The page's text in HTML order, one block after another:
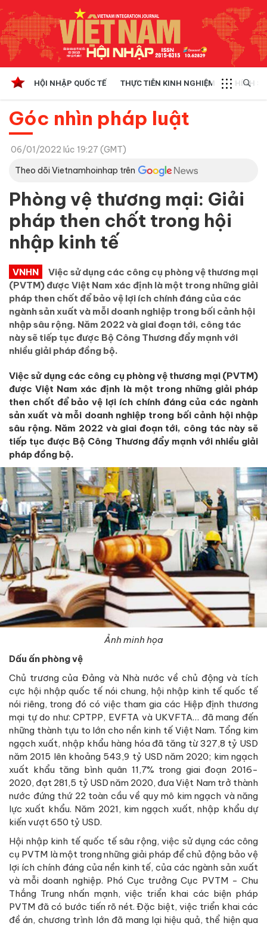
HỘI NHẬP QUỐC TẾ THỰC TIỄN KINH NGHIỆM CHÍNH
Góc nhìn pháp luật
06/01/2022 lúc 19:27 (GMT)
Theo dõi Vietnamhoinhap trên
Phòng vệ thương mại: Giải
pháp then chốt trong hội
nhập kinh tế
VNHN
Việc sử dụng các công cụ phòng vệ thương mại
(PVTM) được Việt Nam xác định là một trong những giải
pháp then chốt để bảo vệ lợi ích chính đáng của các
ngành sản xuất và mỗi doanh nghiệp trong bối cảnh hội
nhập sâu rộng. Năm 2022 và giai đoạn tới, công tác
này sẽ tiếp tục được Bộ Công Thương đẩy mạnh với
nhiều giải pháp đồng bộ.
Việc sử dụng các công cụ phòng vệ thương mại (PVTM)
được Việt Nam xác định là một trong những giải pháp
then chốt để bảo vệ lợi ích chính đáng của các ngành
sản xuất và mỗi doanh nghiệp trong bối cảnh hội nhập
sâu rộng. Năm 2022 và giai đoạn tới, công tác này sẽ
tiếp tục được Bộ Công Thương đẩy mạnh với nhiều giải
pháp đồng bộ.
Ảnh minh họa
Dấu ấn phòng vệ
Chủ trương của Đảng và Nhà nước về chủ động và tích
cực hội nhập quốc tế nói chung, hội nhập kinh tế quốc tế
nói riêng, trong đó có việc tham gia các Hiệp định thương
mại tự do như: CPTPP, EVFTA và UKVFTA… đã mang đến
những thành tựu to lớn cho nền kinh tế Việt Nam. Tổng kim
ngạch xuất, nhập khẩu hàng hóa đã tăng từ 327,8 tỷ USD
năm 2015 lên khoảng 543,9 tỷ USD năm 2020; kim ngạch
xuất khẩu tăng bình quân 11,7% trong giai đoạn 2016-
2020, đạt 281,5 tỷ USD năm 2020, đưa Việt Nam trở thành
nước đứng thứ 22 toàn cầu về quy mô kim ngạch và năng
lực xuất khẩu. Năm 2021, kim ngạch xuất, nhập khẩu dự
kiến vượt 650 tỷ USD.
Hội nhập kinh tế quốc tế sâu rộng, việc sử dụng các công
cụ PVTM là một trong những giải pháp để chủ động bảo vệ
lợi ích chính đáng của nền kinh tế, của các ngành sản xuất
và mỗi doanh nghiệp. Phó Cục trưởng Cục PVTM - Chu
Thắng Trung nhấn mạnh, việc triển khai các biện pháp
PVTM đã có bước tiến rõ nét. Đặc biệt, việc triển khai các
đề án, chương trình lớn đã mang lại hiệu quả, thể hiện qua